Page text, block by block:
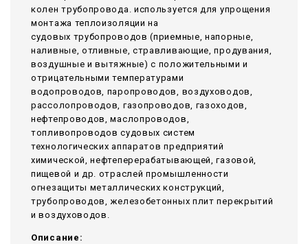
колен трубопровода. используется для упрощения
монтажа теплоизоляции на
судовых трубопроводов (приемные, напорные,
наливные, отливные, стравливающие, продувания,
воздушные и вытяжные) с положительными и
отрицательными температурами
водопроводов, паропроводов, воздуховодов,
рассолопроводов, газопроводов, газоходов,
нефтепроводов, маслопроводов,
топливопроводов судовых систем
технологических аппаратов предприятий
химической, нефтеперерабатывающей, газовой,
пищевой и др. отраслей промышленности
огнезащиты металлических конструкций,
трубопроводов, железобетонных плит перекрытий
и воздуховодов.
Описание: